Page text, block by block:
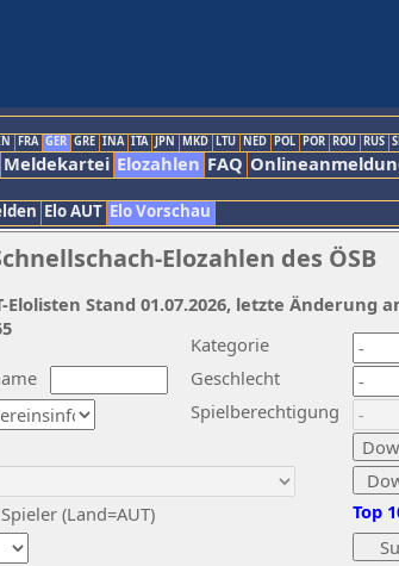
FRA GER GRE INA ITA JPN MKD LTU NED POL POR ROU RUS
Meldekartei Elozahlen FAQ
Elo AUT Elo Vorschau
Elozahlen des ÖSB
Kategorie
Geschlecht
(Land=AUT)
Spielberechtigung
Top
Elolisten Stand 01.07.2026, letzte Änderung